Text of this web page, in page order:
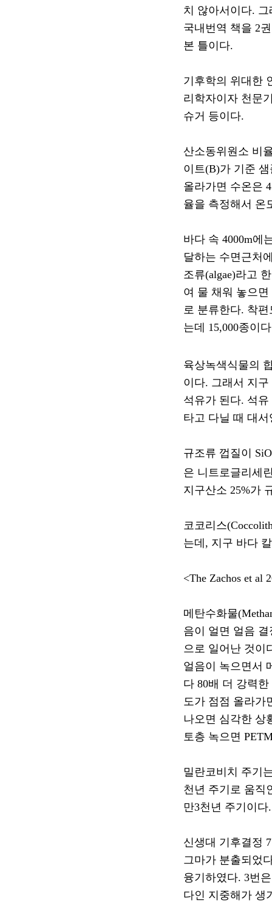
치 않아서이다. 그
국내번역 책을 2
본 틀이다.
기후학의 위대한
리학자이자 천문
슈거 등이다.
산소동위원소 비
이트(B)가 기준
올라가면 수온은 4
율을 측정해서 온
바다 속 4000m에
달하는 수면근처
조류(algae)라고
여 물 채워 놓으
로 분류한다. 착편
는데 15,000종이다
육상녹색식물의
이다. 그래서 지
석유가 된다. 석유
타고 다닐 때 대
규조류 껍질이 SiO
은 니트로글리세
지구산소 25%가
코코리스
는데 , 지구 바다
<The Zachos et al
메탄수화물
음이 얼면 얼음
으로 일어난 것이
얼음이 녹으면서
다 80배 더 강력
도가 점점 올라가
나오면 심각한 상
토층 녹으면
밀란코비치 주기
천년 주기로 움직
만3천년 주기이다.
신생대 기후결정 7
그마가 분출되었
융기하였다. 3번
다인 지중해가 생